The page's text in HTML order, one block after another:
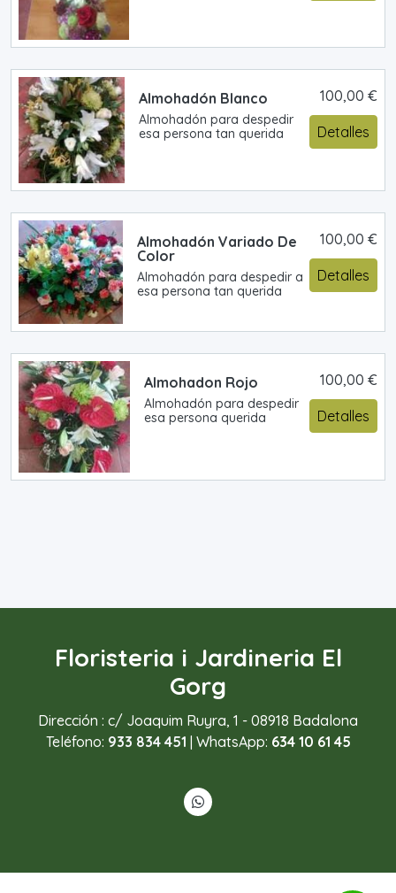
Almohadón Blanco
Almohadón para despedir
esa persona tan querida
100,00 €
Detalles
Almohadón Variado De
Color
Almohadón para despedir a
esa persona tan querida
100,00 €
Detalles
Almohadon Rojo
Almohadón para despedir
esa persona querida
100,00 €
Detalles
Floristeria i Jardineria El
Gorg
Dirección : c/ Joaquim Ruyra, 1 - 08918 Badalona
Teléfono: 933 834 451 | WhatsApp: 634 10 61 45